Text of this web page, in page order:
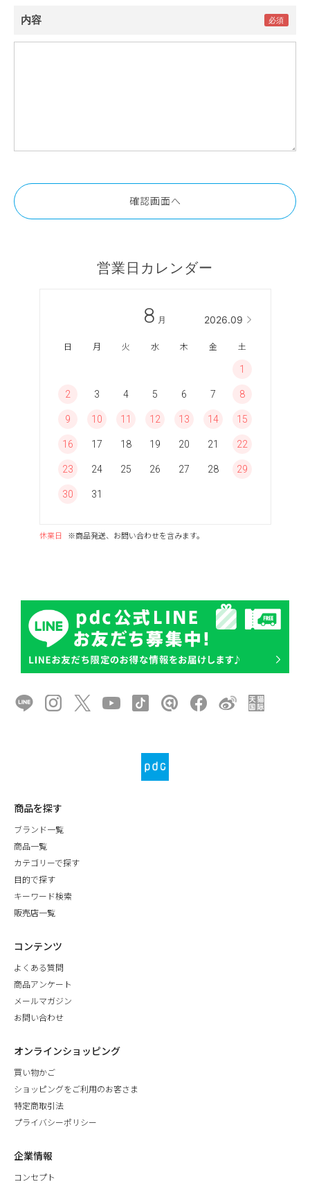
内容
営業日カレンダー
8 月 2026.09
日 月 火 水 木 金 土
1
2 3 4 5 6 7 8
9 10 11 12 13 14 15
16 17 18 19 20 21 22
23 24 25 26 27 28 29
30 31
休業日 ※商品発送、お問い合わせを含みます。
商品を探す
ブランド一覧
商品一覧
カテゴリーで探す
目的で探す
キーワード検索
販売店一覧
コンテンツ
よくある質問
商品アンケート
メールマガジン
お問い合わせ
オンラインショッピング
買い物かご
ショッピングをご利用のお客さま
特定商取引法
プライバシーポリシー
企業情報
コンセプト